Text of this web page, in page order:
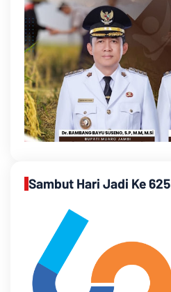
Sambut Hari Jadi Ke 625